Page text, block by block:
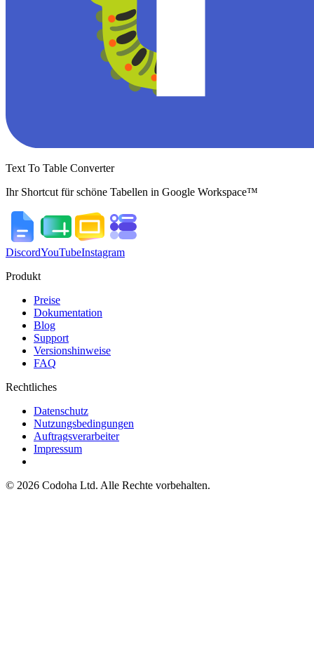
Text To Table Converter
Ihr Shortcut für schöne Tabellen in Google Workspace™
DiscordYouTubeInstagram
Produkt
Preise
Dokumentation
Blog
Support
Versionshinweise
FAQ
Rechtliches
Datenschutz
Nutzungsbedingungen
Auftragsverarbeiter
Impressum
© 2026 Codoha Ltd. Alle Rechte vorbehalten.